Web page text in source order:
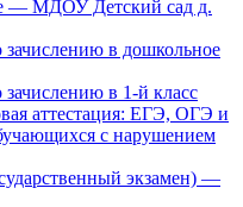
— МДОУ Детский сад д.
в дошкольное
в 1-й класс
аттестация: ЕГЭ, ОГЭ и
с нарушением
экзамен) —